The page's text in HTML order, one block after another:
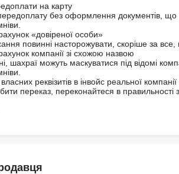
на карту
без оформлення документів, що
«довіреної особи»
повинні насторожувати, скоріше за все,
компанії зі схожою назвою
шахраї можуть маскуватися під відомі
реквізитів в інвойс реальної компанії
переказ, переконайтеся в правильності